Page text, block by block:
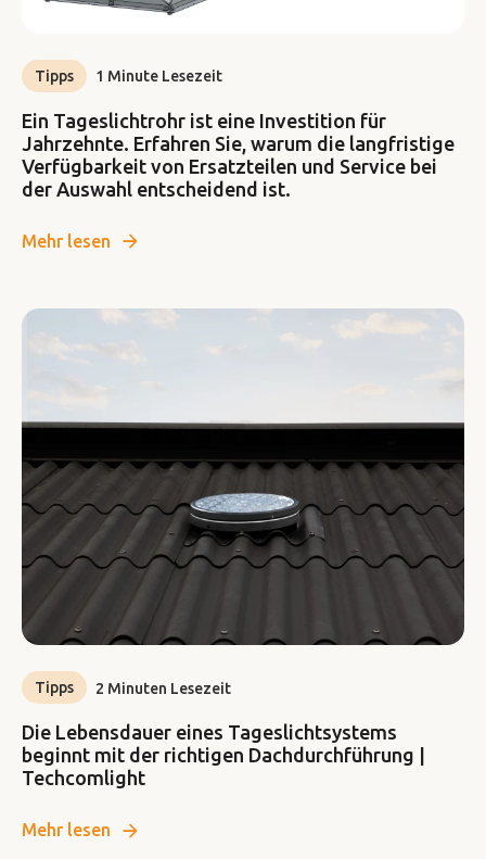
Tipps 1 Minute Lesezeit
Ein Tageslichtrohr ist eine Investition für
Jahrzehnte. Erfahren Sie, warum die langfristige
Verfügbarkeit von Ersatzteilen und Service bei
der Auswahl entscheidend ist.
Mehr lesen
Tipps 2 Minuten Lesezeit
Die Lebensdauer eines Tageslichtsystems
beginnt mit der richtigen Dachdurchführung |
Techcomlight
Mehr lesen